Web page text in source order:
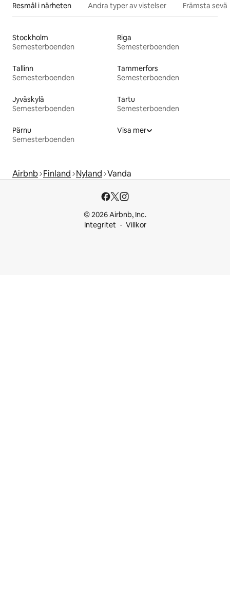
Resmål i närheten Andra typer av vistelser Främsta
Stockholm
Semesterboenden
Riga
Semesterboenden
Tallinn
Semesterboenden
Tammerfors
Semesterboenden
Jyväskylä
Semesterboenden
Tartu
Semesterboenden
Pärnu
Semesterboenden
Visa mer
Airbnb Finland Nyland Vanda
© 2026 Airbnb, Inc.
Integritet
Villkor